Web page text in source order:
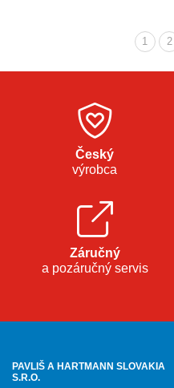
1 2
Český
výrobca
Záručný
a pozáručný servis
PAVLIŠ A HARTMANN SLOVAKIA
S.R.O.